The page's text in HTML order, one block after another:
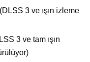
(DLSS 3 ve ışın izleme
3 ve tam ışın